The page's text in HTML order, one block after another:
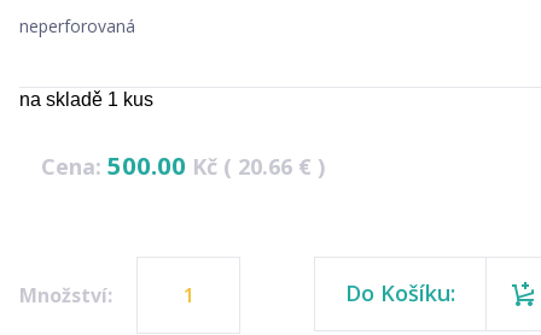
neperforovaná
na skladě 1 kus
Cena: 500.00 Kč ( 20.66 € )
Množství: Do Košíku: